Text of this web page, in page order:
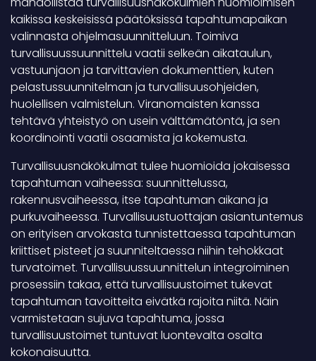
kaikissa keskeisissä päätöksissä tapahtumapaikan
valinnasta ohjelmasuunnitteluun. Toimiva
turvallisuussuunnittelu vaatii selkeän aikataulun,
vastuunjaon ja tarvittavien dokumenttien, kuten
pelastussuunnitelman ja turvallisuusohjeiden,
huolellisen valmistelun. Viranomaisten kanssa
tehtävä yhteistyö on usein välttämätöntä, ja sen
koordinointi vaatii osaamista ja kokemusta.
Turvallisuusnäkökulmat tulee huomioida jokaisessa
tapahtuman vaiheessa: suunnittelussa,
rakennusvaiheessa, itse tapahtuman aikana ja
purkuvaiheessa. Turvallisuustuottajan asiantuntemus
on erityisen arvokasta tunnistettaessa tapahtuman
kriittiset pisteet ja suunniteltaessa niihin tehokkaat
turvatoimet. Turvallisuussuunnittelun integroiminen
prosessiin takaa, että turvallisuustoimet tukevat
tapahtuman tavoitteita eivätkä rajoita niitä. Näin
varmistetaan sujuva tapahtuma, jossa
turvallisuustoimet tuntuvat luontevalta osalta
kokonaisuutta.